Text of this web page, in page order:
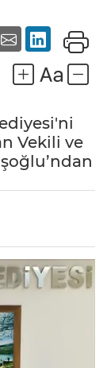
Vekili ve